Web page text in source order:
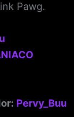
Pawg.
Pervy_Buu